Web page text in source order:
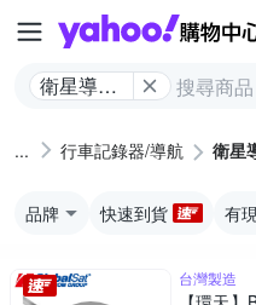
衛星導航
行車記錄器/導航 衛星
品牌 快速到貨 有
台灣製造